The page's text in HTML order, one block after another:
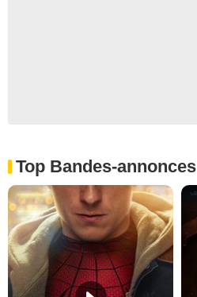
Top Bandes-annonces